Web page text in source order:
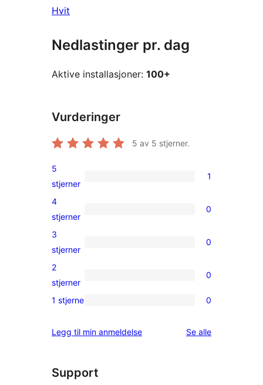
Hvit
Nedlastinger pr. dag
Aktive installasjoner: 100+
Vurderinger
5 av 5 stjerner.
1
5-
star
5
stjerner
1
0
4-
star
4
stjerner
0
0
3-
star
3
stjerner
0
0
2-
reviews
2
stjerner
0
0
star
1 stjerne 0
Legg til min anmeldelse Se alleomtalene
Support